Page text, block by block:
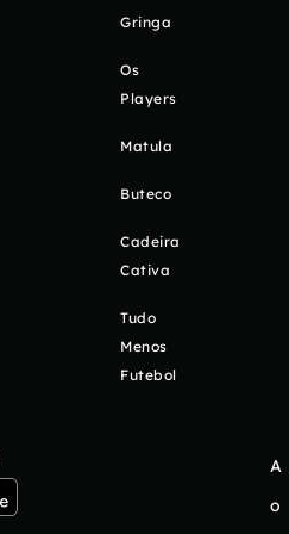
Gringa
Os
Players
Matula
Buteco
Cadeira
Cativa
Tudo
Menos
Futebol
A
o